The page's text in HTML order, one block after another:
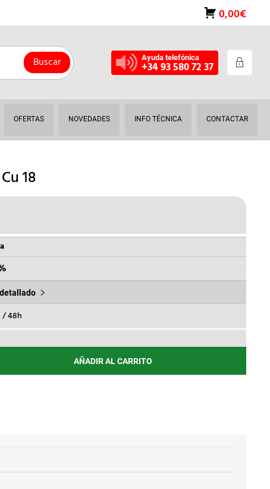
0,00€
Buscar Ayuda telefónica
+34 93 580 72 37
OFERTAS NOVEDADES INFO TÉCNICA CONTACTAR
18
/ 48h
AÑADIR AL CARRITO